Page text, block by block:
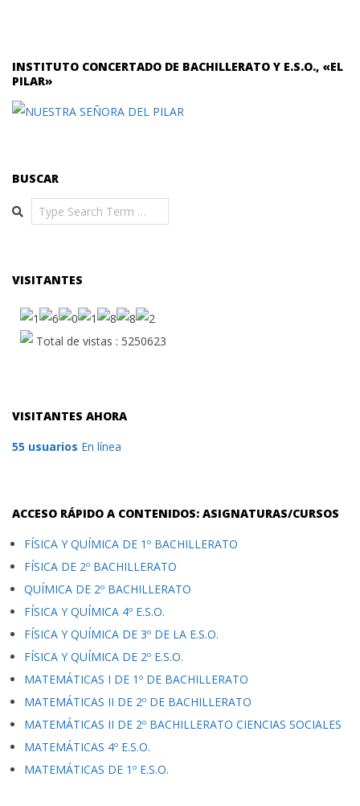
INSTITUTO CONCERTADO DE BACHILLERATO Y E.S.O., «EL
PILAR»
BUSCAR
Search
VISITANTES
Total de vistas : 5250623
VISITANTES AHORA
55 usuarios En línea
ACCESO RÁPIDO A CONTENIDOS: ASIGNATURAS/CURSOS
FÍSICA Y QUÍMICA DE 1º BACHILLERATO
FÍSICA DE 2º BACHILLERATO
QUÍMICA DE 2º BACHILLERATO
FÍSICA Y QUÍMICA 4º E.S.O.
FÍSICA Y QUÍMICA DE 3º DE LA E.S.O.
FÍSICA Y QUÍMICA DE 2º E.S.O.
MATEMÁTICAS I DE 1º DE BACHILLERATO
MATEMÁTICAS II DE 2º DE BACHILLERATO
MATEMÁTICAS II DE 2º BACHILLERATO CIENCIAS SOCIALES
MATEMÁTICAS 4º E.S.O.
MATEMÁTICAS DE 1º E.S.O.